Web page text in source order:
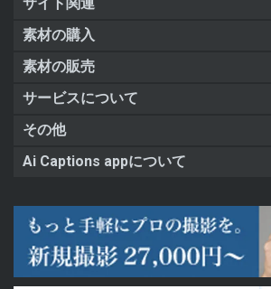
素材の購入
素材の販売
サービスについて
その他
Ai Captions appについて